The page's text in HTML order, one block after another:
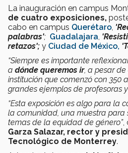
La inauguración en campus
de cuatro exposiciones,
cabo en campus Querétaro
palabras'; Guadalajara
retazos'; y Ciudad de México,
“Siempre es importante
a dónde queremos ir, a pesar
institución que comenzó con 350
grandes ejemplos de profesoras
“Esta exposición es algo para la
la comunidad, una muestra para
temas de la equidad de género”,
Garza Salazar, rector y
Tecnológico de Monterrey.